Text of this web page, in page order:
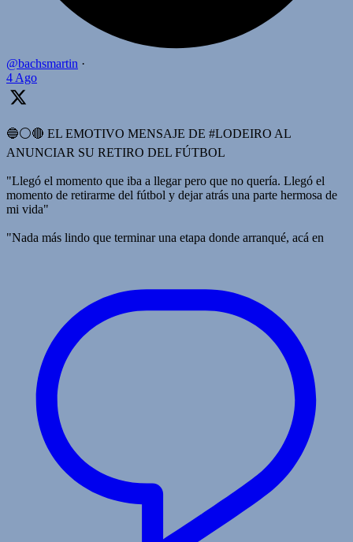
@bachsmartin ·
4 Ago
🔵⚪️🔴 EL EMOTIVO MENSAJE DE #LODEIRO AL
ANUNCIAR SU RETIRO DEL FÚTBOL
"Llegó el momento que iba a llegar pero que no quería. Llegó el
momento de retirarme del fútbol y dejar atrás una parte hermosa de
mi vida"
"Nada más lindo que terminar una etapa donde arranqué, acá en